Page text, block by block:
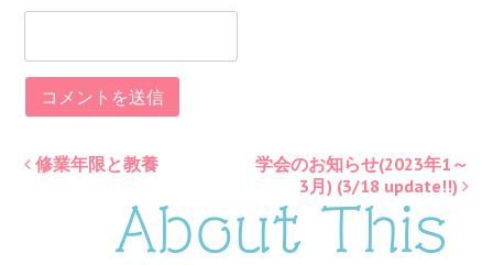
Post
navigation
修業年限と教養
学会のお知らせ(2023年1～
3月) (3/18 update!!)
About This